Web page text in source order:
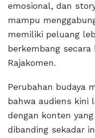
emosional, dan
mampu
memiliki peluang
berkembang
Rajakomen.
Perubahan budaya
bahwa audiens kini
dengan konten
dibanding sekadar